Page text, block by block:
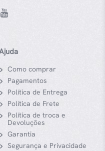
Como comprar
Pagamentos
Política de Entrega
Política de Frete
Política de troca e
Devoluções
Garantia
Segurança e Privacidade